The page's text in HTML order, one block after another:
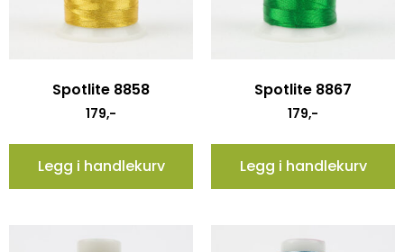
Spotlite 8858
179,-
Legg i handlekurv
Spotlite 8867
179,-
Legg i handlekurv